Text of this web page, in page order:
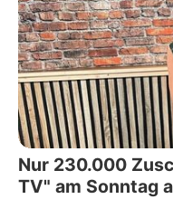
Nur 230.000
TV" am Sonntag